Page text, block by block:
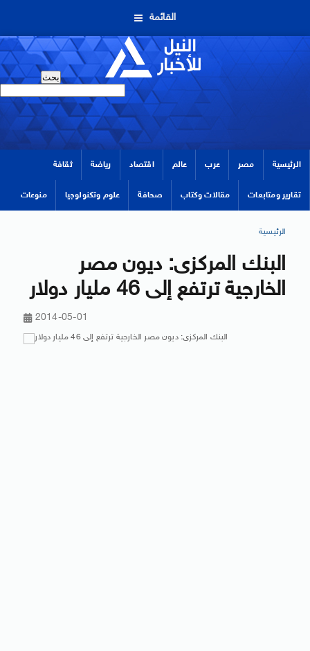
القائمة
الرئيسية مصر عرب عالم اقتصاد رياضة ثقافة
تقارير ومتابعات مقالات وكتاب صحافة علوم وتكنولوجيا منوعات
الرئيسية
البنك المركزى: ديون مصر
الخارجية ترتفع إلى 46 مليار دولار
2014-05-01